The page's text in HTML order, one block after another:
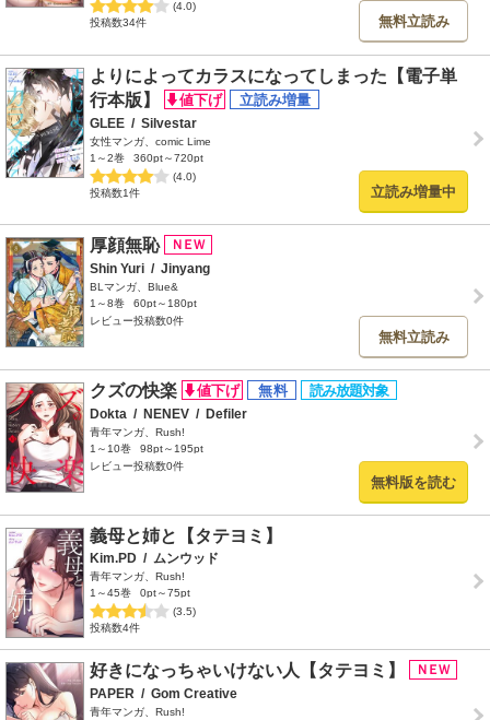
(4.0)
投稿数34件
無料立読み
よりによってカラスになってしまった【電子単
行本版】
GLEE / Silvestar
女性マンガ、comic Lime
1～2巻
360pt～720pt
(4.0)
投稿数1件
立読み増量中
厚顔無恥
Shin Yuri / Jinyang
BLマンガ、Blue&
1～8巻
60pt～180pt
レビュー投稿数0件
無料立読み
クズの快楽
Dokta / NENEV / Defiler
青年マンガ、Rush!
1～10巻
98pt～195pt
レビュー投稿数0件
無料版を読む
義母と姉と【タテヨミ】
Kim.PD / ムンウッド
青年マンガ、Rush!
1～45巻
0pt～75pt
(3.5)
投稿数4件
好きになっちゃいけない人【タテヨミ】
PAPER / Gom Creative
青年マンガ、Rush!